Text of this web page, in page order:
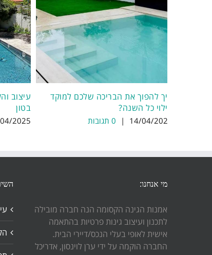
עיצוב
בטון
2025
איך להפוך את הבריכה שלכם למוקד
בילוי כל השנה?
14/04/2025
| 0 תגובות
מי אנחנו:
אמנות הגינה הקסומה הנה חברה מובילה
לתכנון ועיצוב גינות פרטיות בהתאמה
אישית לאופי בעלי הנכס/דיירי הבית.
החברה הוקמה על ידי ערן לוינסון, אדריכל